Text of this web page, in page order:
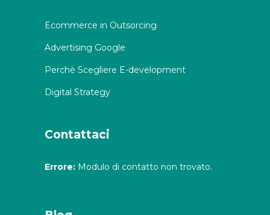
Ecommerce in Outsorcing
Advertising Google
Perchè Scegliere E-development
Digital Strategy
Contattaci
Errore: Modulo di contatto non trovato.